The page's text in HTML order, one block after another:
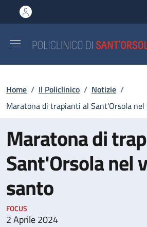
al contenuto principale
to footer content
Briciole di pane
Home / Il Policlinico / Notizie /
Maratona di trapianti al Sant'Orsola
Maratona di
Sant'Orsola nel
santo
FOCUS
2 Aprile 2024